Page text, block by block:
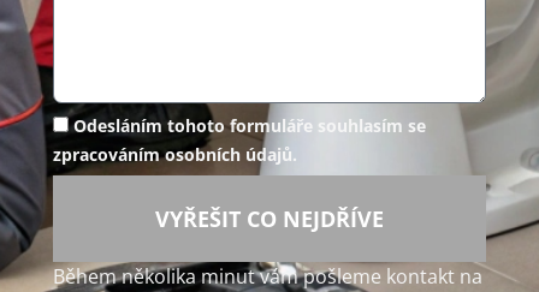
Odesláním tohoto formuláře souhlasím se
zpracováním osobních údajů.
VYŘEŠIT CO NEJDŘÍVE
Během několika minut vám pošleme kontakt na